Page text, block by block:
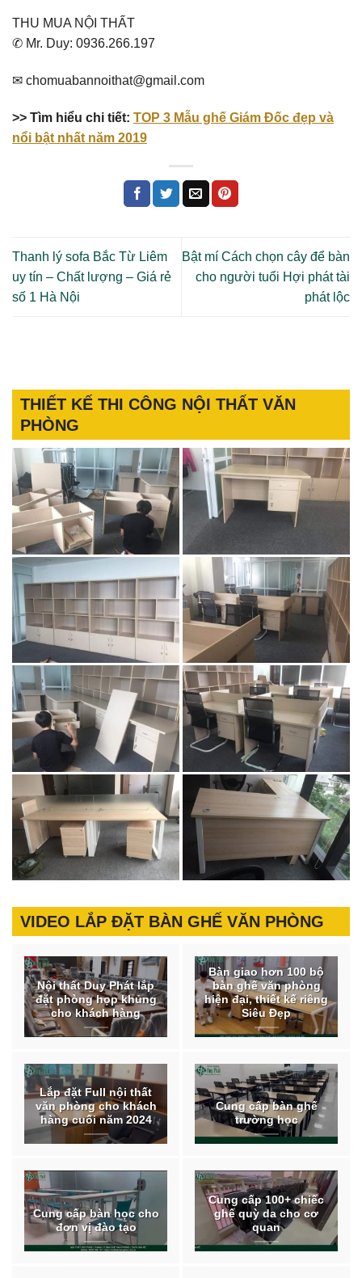
THU MUA NỘI THẤT
✆ Mr. Duy: 0936.266.197
✉ chomuabannoithat@gmail.com
>> Tìm hiểu chi tiết: TOP 3 Mẫu ghế Giám Đốc đẹp và
nổi bật nhất năm 2019
Thanh lý sofa Bắc Từ Liêm
uy tín – Chất lượng – Giá rẻ
số 1 Hà Nội
Bật mí Cách chọn cây để bàn
cho người tuổi Hợi phát tài
phát lộc
THIẾT KẾ THI CÔNG NỘI THẤT VĂN
PHÒNG
VIDEO LẮP ĐẶT BÀN GHẾ VĂN PHÒNG
Nội thất Duy Phát lắp
đặt phòng họp khủng
cho khách hàng
Bàn giao hơn 100 bộ
bàn ghế văn phòng
hiện đại, thiết kế riêng
Siêu Đẹp
Lắp đặt Full nội thất
văn phòng cho khách
hàng cuối năm 2024
Cung cấp bàn ghế
trường học
Cung cấp bàn học cho
đơn vị đào tạo
Cung cấp 100+ chiếc
ghế quỳ da cho cơ
quan